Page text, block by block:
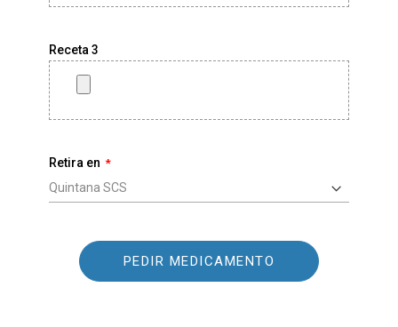
Receta 3
Retira en
PEDIR MEDICAMENTO